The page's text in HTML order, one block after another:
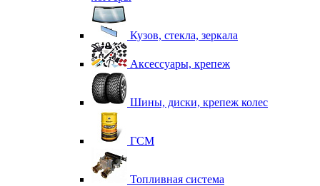
Кузов, стекла, зеркала
Аксессуары, крепеж
Шины, диски, крепеж колес
ГСМ
Топливная система